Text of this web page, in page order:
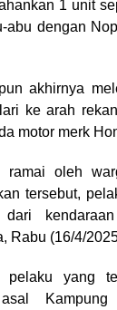
1 unit
abu dengan
akhirnya
ke arah
motor merk
ramai oleh
tersebut,
Rabu (16/4/
yang
Kampung